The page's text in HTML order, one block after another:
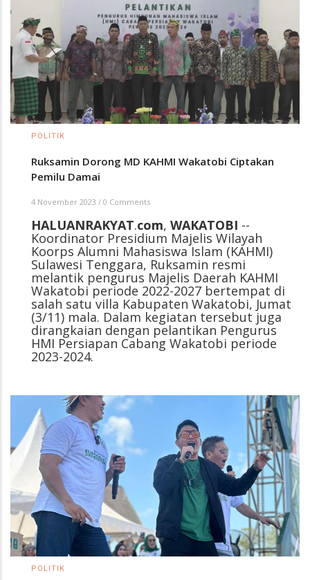
POLITIK
Ruksamin Dorong MD KAHMI Wakatobi Ciptakan
Pemilu Damai
4 November 2023 / 0 Comments
HALUANRAKYAT.com, WAKATOBI --
Koordinator Presidium Majelis Wilayah
Koorps Alumni Mahasiswa Islam (KAHMI)
Sulawesi Tenggara, Ruksamin resmi
melantik pengurus Majelis Daerah KAHMI
Wakatobi periode 2022-2027 bertempat di
salah satu villa Kabupaten Wakatobi, Jumat
(3/11) mala. Dalam kegiatan tersebut juga
dirangkaian dengan pelantikan Pengurus
HMI Persiapan Cabang Wakatobi periode
2023-2024.
POLITIK